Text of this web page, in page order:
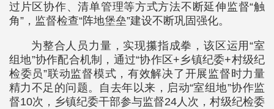
过片区协作、清单管理等方式方法不断延伸监督“触
角”，监督检查“阵地堡垒”建设不断巩固强化。
为整合人员力量，实现攥指成拳，该区运用“室
组地”协作配合机制，通过“协作区+乡镇纪委+村级纪
检委员”联动监督模式，有效解决了开展监督时力量
精力不足的问题。自去年以来，启动“室组地”协作监
督10次，乡镇纪委干部参与监督24人次，村级纪检委